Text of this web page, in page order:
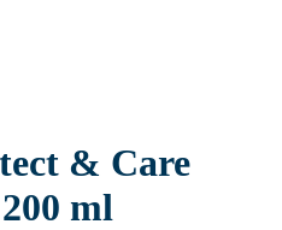
& Care
ml